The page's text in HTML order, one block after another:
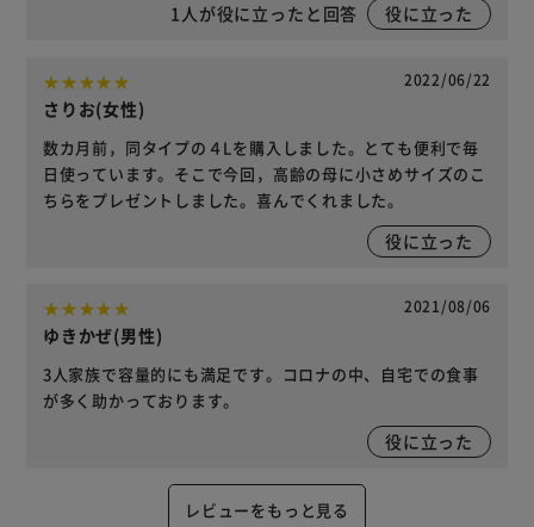
1 人が役に立ったと回答 役に立った
2022/06/22
さりお(女性)
数カ月前，同タイプの４Lを購入しました。とても便利で毎
日使っています。そこで今回，高齢の母に小さめサイズのこ
ちらをプレゼントしました。喜んでくれました。
役に立った
2021/08/06
ゆきかぜ(男性)
3人家族で容量的にも満足です。コロナの中、自宅での食事
が多く助かっております。
役に立った
レビューをもっと見る